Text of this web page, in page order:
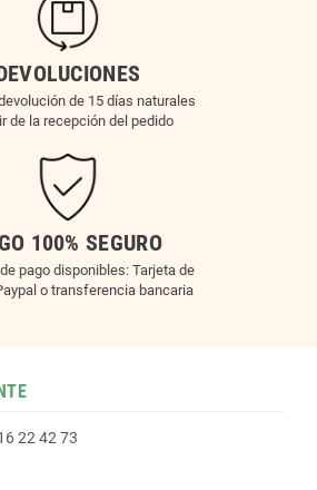
de 15 días naturales
de la recepción del pedido
100% SEGURO
pago disponibles: Tarjeta de
o transferencia bancaria
22 42 73